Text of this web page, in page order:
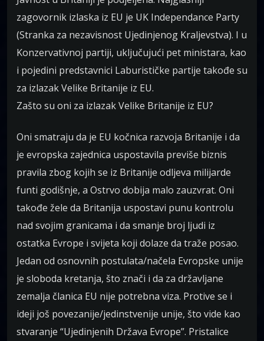
zagovornik izlaska iz EU je UK Independance Party
(Stranka za nezavisnost Ujedinjenog Kraljevstva). I u
Konzervativnoj partiji, uključujući pet ministara, kao
i pojedini predstavnici Laburističke partije takođe su
za izlazak Velike Britanije iz EU.
Zašto su oni za izlazak Velike Britanije iz EU?
Oni smatraju da je EU kočnica razvoja Britanije i da
je evropska zajednica uspostavila previše biznis
pravila zbog kojih se iz Britanije odljeva milijarde
funti godišnje, a Ostrvo dobija malo zauzvrat. Oni
takođe žele da Britanija uspostavi punu kontrolu
nad svojim granicama i da smanje broj ljudi iz
ostatka Evrope i svijeta koji dolaze da traže posao.
Jedan od osnovnih postulata/načela Evropske unije
je sloboda kretanja, što znači i da za državljane
zemalja članica EU nije potrebna viza. Protive se i
ideji još povezanije/jedinstvenije unije, što vide kao
stvaranje “Ujedinjenih Država Evrope”. Pristalice